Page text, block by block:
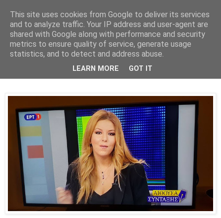
Parakato.gr
Η ΕΡΤ της Γιάμαλη πρέπει να κλείσει! -
This site uses cookies from Google to deliver its services
and to analyze traffic. Your IP address and user-agent are
shared with Google along with performance and security
metrics to ensure quality of service, generate usage
statistics, and to detect and address abuse.
LEARN MORE GOT IT